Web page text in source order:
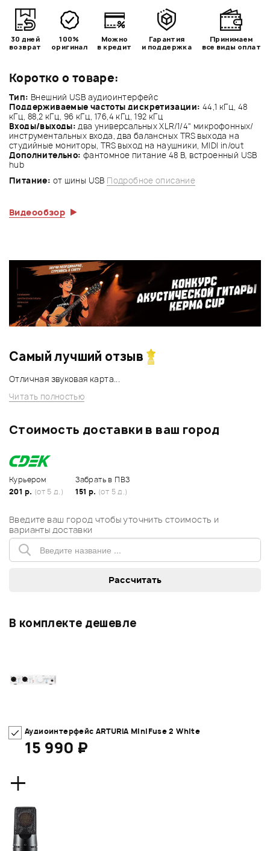
Коротко о товаре:
Тип: Внешний USB аудиоинтерфейс
Поддерживаемые частоты дискретизации: 44,1 кГц, 48
кГц, 88,2 кГц, 96 кГц, 176,4 кГц, 192 кГц
Входы/выходы: два универсальных XLR/1/4" микрофонных/
инструментальных входа, два балансных TRS выхода на
студийные мониторы, TRS выход на наушники, MIDI in/out
Дополнительно: фантомное питание 48 В, встроенный USB
hub
Питание: от шины USB Подробное описание
Видеообзор
30 дней
возврат
100%
оригинал
Можно
в кредит
Гарантия
и поддержка
Принимаем
все виды оплат
Самый лучший отзыв
Отличная звуковая карта...
Читать полностью
Стоимость доставки в ваш город
Курьером
201 р. (от 5 д.)
Забрать в ПВЗ
151 р. (от 5 д.)
Введите ваш город чтобы уточнить стоимость и
варианты доставки
В комплекте дешевле
Аудиоинтерфейс ARTURIA MiniFuse 2 White
15 990 ₽
+